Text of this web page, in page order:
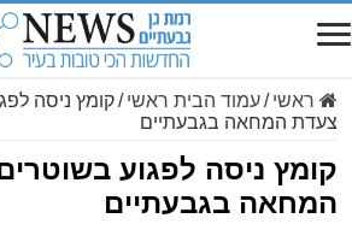
ראשי /עמוד הבית ראשי /קומץ ניסה
צעדת המחאה בגבעתיים
קומץ ניסה לפגוע
המחאה בגבעתיים